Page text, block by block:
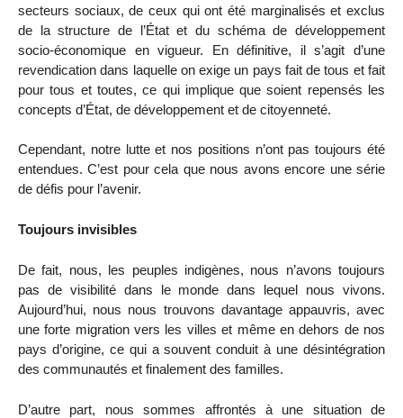
secteurs sociaux, de ceux qui ont été marginalisés et exclus
de la structure de l’État et du schéma de développement
socio-économique en vigueur. En définitive, il s’agit d’une
revendication dans laquelle on exige un pays fait de tous et fait
pour tous et toutes, ce qui implique que soient repensés les
concepts d’État, de développement et de citoyenneté.
Cependant, notre lutte et nos positions n’ont pas toujours été
entendues. C’est pour cela que nous avons encore une série
de défis pour l’avenir.
Toujours invisibles
De fait, nous, les peuples indigènes, nous n’avons toujours
pas de visibilité dans le monde dans lequel nous vivons.
Aujourd’hui, nous nous trouvons davantage appauvris, avec
une forte migration vers les villes et même en dehors de nos
pays d’origine, ce qui a souvent conduit à une désintégration
des communautés et finalement des familles.
D’autre part, nous sommes affrontés à une situation de